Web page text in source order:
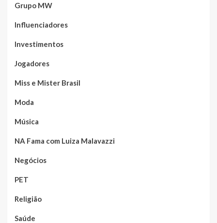
Grupo MW
Influenciadores
Investimentos
Jogadores
Miss e Mister Brasil
Moda
Música
NA Fama com Luiza Malavazzi
Negócios
PET
Religião
Saúde